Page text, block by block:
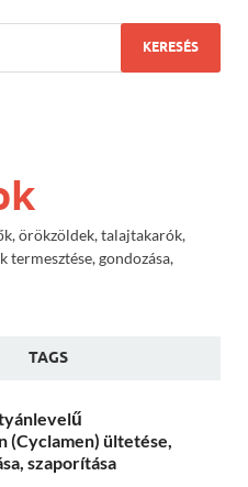
örökzöldek, talajtakarók,
termesztése, gondozása,
TAGS
(Cyclamen) ültetése,
szaporítása